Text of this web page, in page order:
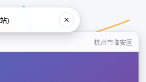
杭州市临安区